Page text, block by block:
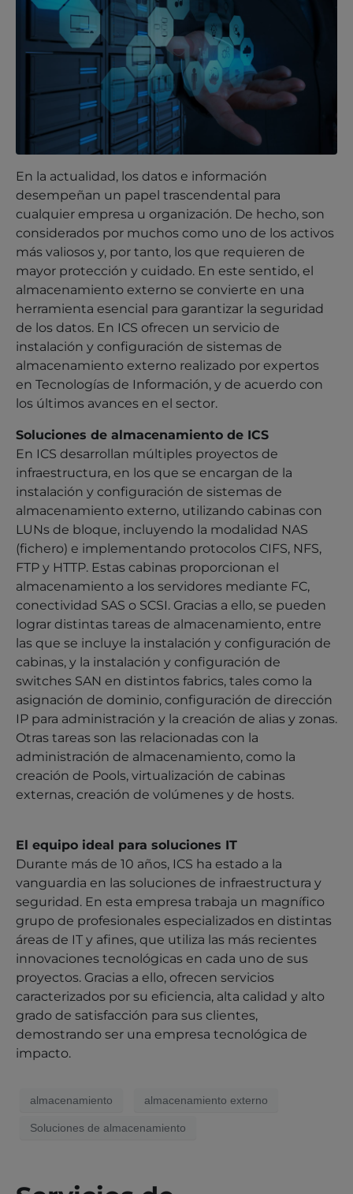
En la actualidad, los datos e información
desempeñan un papel trascendental para
cualquier empresa u organización. De hecho, son
considerados por muchos como uno de los activos
más valiosos y, por tanto, los que requieren de
mayor protección y cuidado. En este sentido, el
almacenamiento externo se convierte en una
herramienta esencial para garantizar la seguridad
de los datos. En ICS ofrecen un servicio de
instalación y configuración de sistemas de
almacenamiento externo realizado por expertos
en Tecnologías de Información, y de acuerdo con
los últimos avances en el sector.
Soluciones de almacenamiento de ICS
En ICS desarrollan múltiples proyectos de
infraestructura, en los que se encargan de la
instalación y configuración de sistemas de
almacenamiento externo, utilizando cabinas con
LUNs de bloque, incluyendo la modalidad NAS
(fichero) e implementando protocolos CIFS, NFS,
FTP y HTTP. Estas cabinas proporcionan el
almacenamiento a los servidores mediante FC,
conectividad SAS o SCSI. Gracias a ello, se pueden
lograr distintas tareas de almacenamiento, entre
las que se incluye la instalación y configuración de
cabinas, y la instalación y configuración de
switches SAN en distintos fabrics, tales como la
asignación de dominio, configuración de dirección
IP para administración y la creación de alias y zonas.
Otras tareas son las relacionadas con la
administración de almacenamiento, como la
creación de Pools, virtualización de cabinas
externas, creación de volúmenes y de hosts.
El equipo ideal para soluciones IT
Durante más de 10 años, ICS ha estado a la
vanguardia en las soluciones de infraestructura y
seguridad. En esta empresa trabaja un magnífico
grupo de profesionales especializados en distintas
áreas de IT y afines, que utiliza las más recientes
innovaciones tecnológicas en cada uno de sus
proyectos. Gracias a ello, ofrecen servicios
caracterizados por su eficiencia, alta calidad y alto
grado de satisfacción para sus clientes,
demostrando ser una empresa tecnológica de
impacto.
almacenamiento almacenamiento externo
Soluciones de almacenamiento